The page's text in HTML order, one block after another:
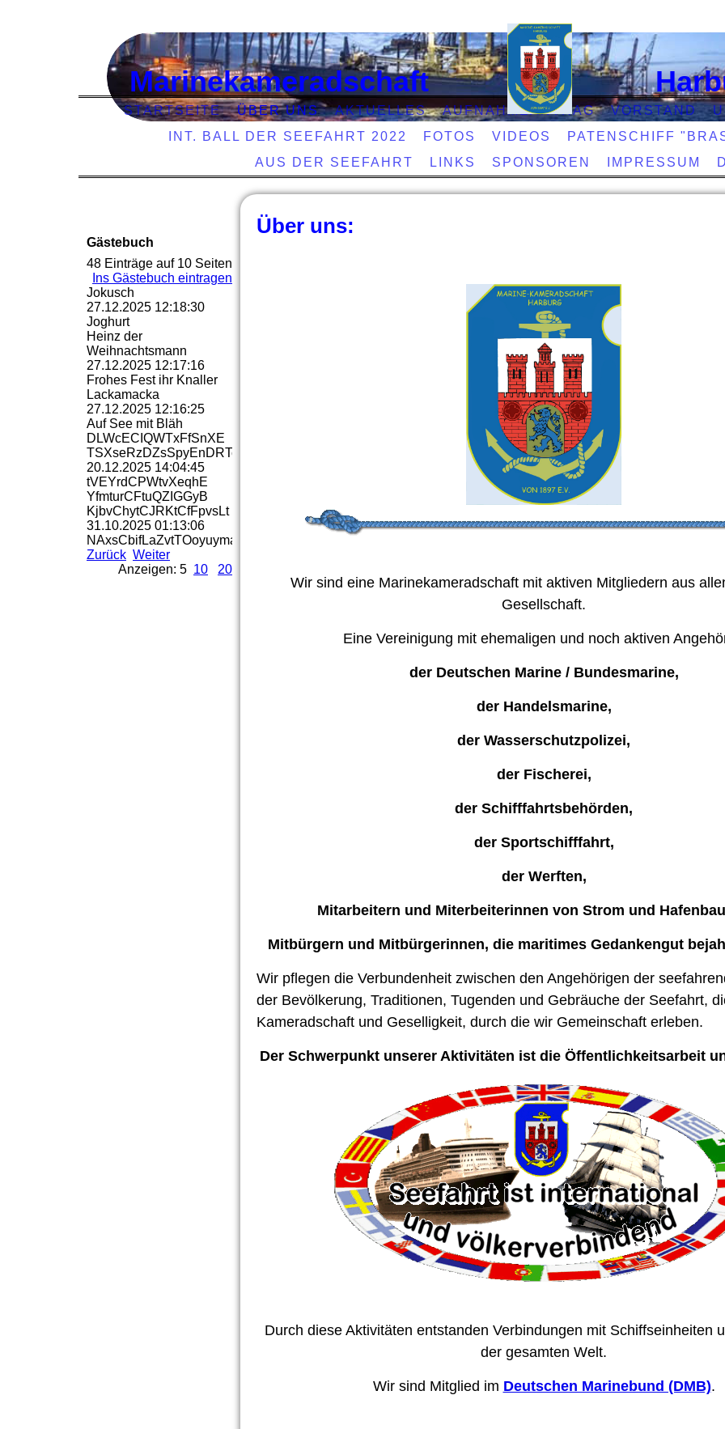
Marinekameradschaft
STARTSEITE ÜBER UNS AKTUELLES AUFNAHMEANTRAG VORSTAND
INT. BALL DER SEEFAHRT 2022
FOTOS VIDEOS PATENSCHIFF
AUS DER SEEFAHRT
LINKS SPONSOREN IMPRESSUM
Über uns:
Wir sind eine Marinekameradschaft mit aktiven Mitgliedern aus
Gesellschaft.
Eine Vereinigung mit ehemaligen und noch aktiven
der Deutschen Marine / Bundesmarine,
der Handelsmarine,
der Wasserschutzpolizei,
der Fischerei,
der Schifffahrtsbehörden,
der Sportschifffahrt,
der Werften,
Mitarbeitern und Miterbeiterinnen von Strom und
Mitbürgern und Mitbürgerinnen, die maritimes Gedankengut
Wir pflegen die Verbundenheit zwischen den Angehörigen der
der Bevölkerung, Traditionen, Tugenden und Gebräuche der Seefahrt,
Kameradschaft und Geselligkeit, durch die wir Gemeinschaft erleben.
Der Schwerpunkt unserer Aktivitäten ist die Öffentlichkeitsarbeit
Durch diese Aktivitäten entstanden Verbindungen mit Schiffseinheiten
der gesamten Welt.
Wir sind Mitglied im Deutschen Marinebund (DMB).
Gästebuch
48 Einträge auf 10 Seiten
Ins Gästebuch eintragen
Jokusch
27.12.2025 12:18:30
Joghurt
Heinz der
Weihnachtsmann
27.12.2025 12:17:16
Frohes Fest ihr Knaller
Lackamacka
27.12.2025 12:16:25
Auf See mit Bläh
DLWcECIQWTxFfSnXE
TSXseRzDZsSpyEnDRTc
20.12.2025 14:04:45
tVEYrdCPWtvXeqhE
YfmturCFtuQZIGGyB
KjbvChytCJRKtCfFpvsLt
31.10.2025 01:13:06
NAxsCbifLaZvtTOoyuymaBr
Zurück Weiter
Anzeigen: 5 10 20